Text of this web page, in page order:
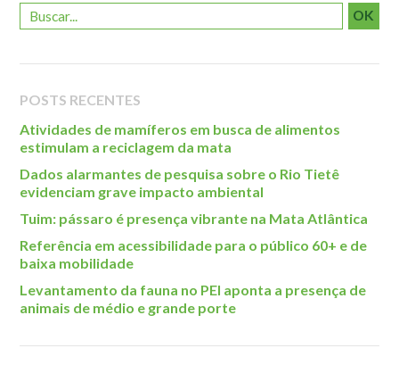
Inclusão Social
Na mídia
Contato
Contato
Como chegar
Assessoria de Imprensa
OK
POSTS RECENTES
Atividades de mamíferos em busca de alimentos
estimulam a reciclagem da mata
Dados alarmantes de pesquisa sobre o Rio Tietê
evidenciam grave impacto ambiental
Tuim: pássaro é presença vibrante na Mata Atlântica
Referência em acessibilidade para o público 60+ e de
baixa mobilidade
Levantamento da fauna no PEI aponta a presença de
animais de médio e grande porte